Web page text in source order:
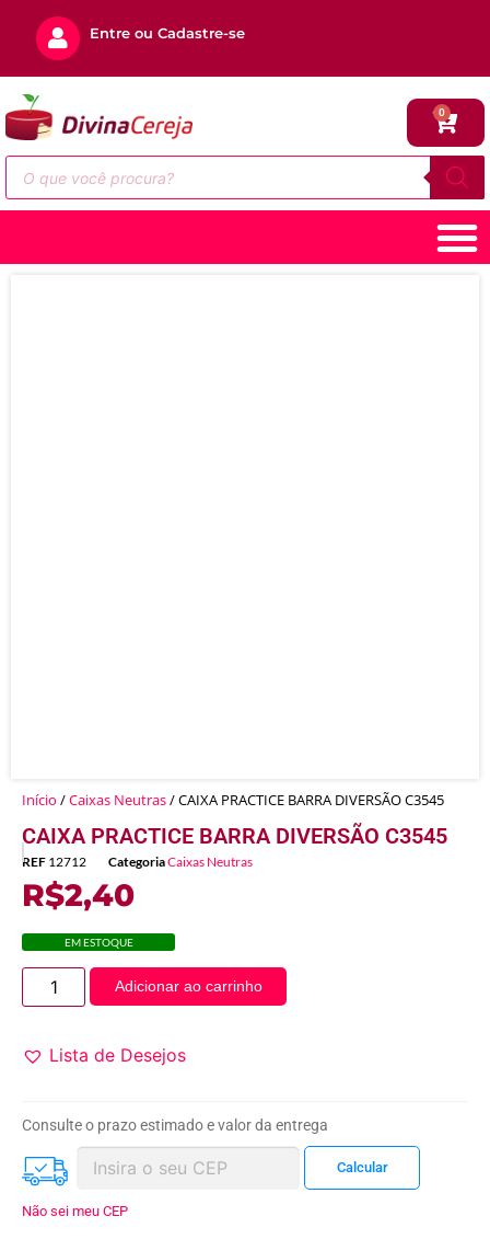
Entre ou Cadastre-se
0
Início /Caixas Neutras/ CAIXA PRACTICE BARRA DIVERSÃO C3545
CAIXA PRACTICE BARRA DIVERSÃO C3545
REF 12712 CategoriaCaixas Neutras
R$2,40
EM ESTOQUE
Adicionar ao carrinho
Lista de Desejos
Consulte o prazo estimado e valor da entrega
Não sei meu CEP